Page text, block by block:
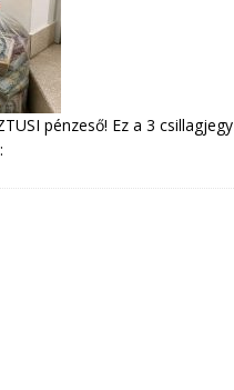
pénzeső! Ez a 3 csillagjegy